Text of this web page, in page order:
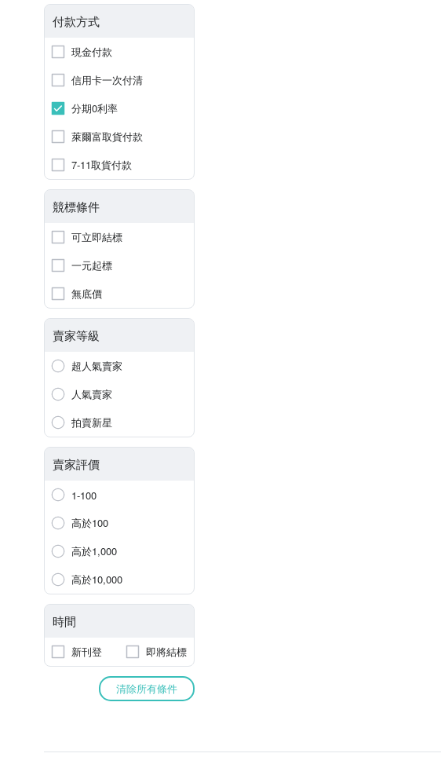
付款方式
現金付款
信用卡一次付清
分期0利率
萊爾富取貨付款
7-11取貨付款
競標條件
可立即結標
一元起標
無底價
賣家等級
超人氣賣家
人氣賣家
拍賣新星
賣家評價
1-100
高於100
高於1,000
高於10,000
時間
新刊登 即將結標
清除所有條件